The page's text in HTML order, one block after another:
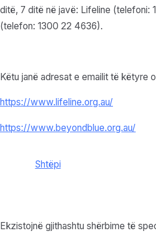
ditë, 7 ditë në javë: Lifeline (telefoni:
(telefon: 1300 22 4636).
Këtu janë adresat e emailit të këtyre
https://www.lifeline.org.au/
https://www.beyondblue.org.au/
Shtëpi
Ekzistojnë gjithashtu shërbime të